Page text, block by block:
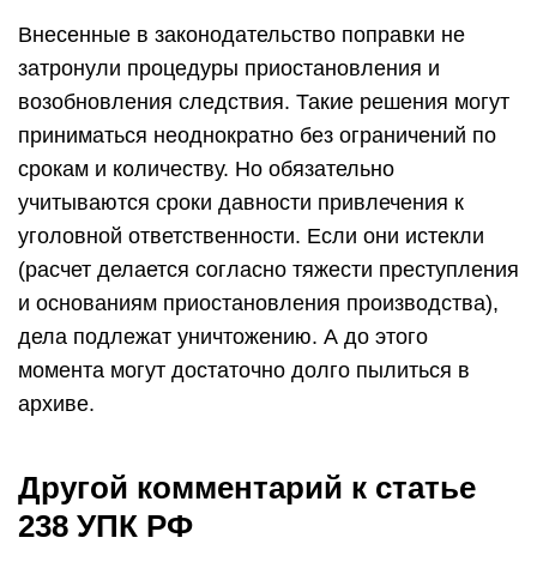
Внесенные в законодательство поправки не
затронули процедуры приостановления и
возобновления следствия. Такие решения могут
приниматься неоднократно без ограничений по
срокам и количеству. Но обязательно
учитываются сроки давности привлечения к
уголовной ответственности. Если они истекли
(расчет делается согласно тяжести преступления
и основаниям приостановления производства),
дела подлежат уничтожению. А до этого
момента могут достаточно долго пылиться в
архиве.
Другой комментарий к статье
238 УПК РФ